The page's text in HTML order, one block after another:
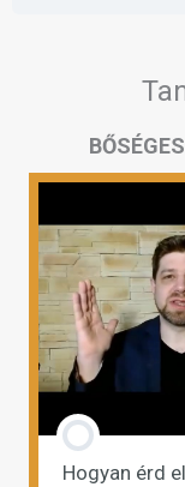
Hogyan érd